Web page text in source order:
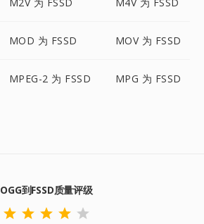
MOD 为 FSSD MOV 为 FSSD
MPEG-2 为 FSSD MPG 为 FSSD
OGG到FSSD质量评级